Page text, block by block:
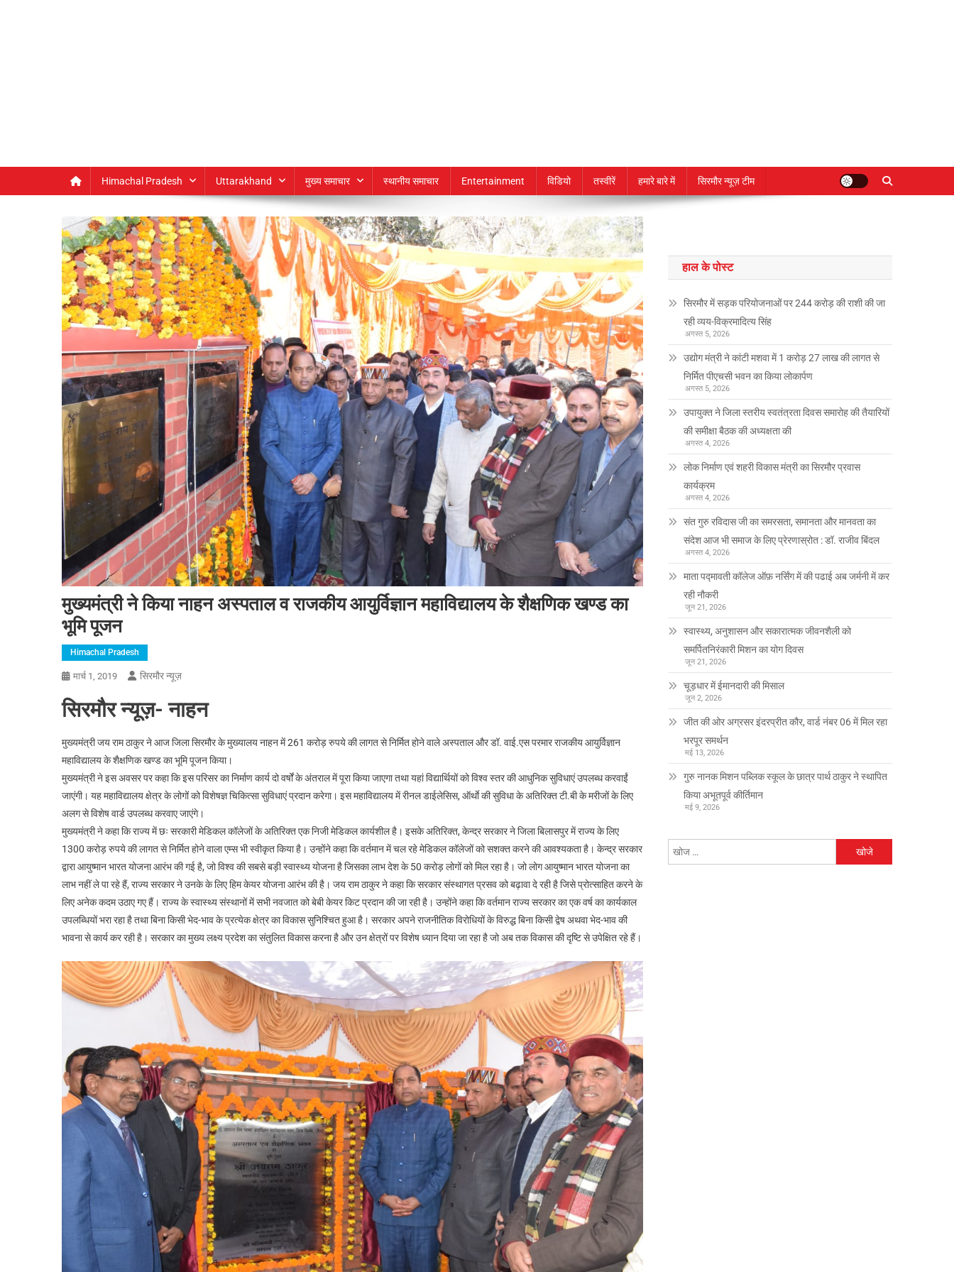
Himachal Pradesh Uttarakhand मुख्य समाचार स्थानीय समाचार Entertainment विडियो तस्वीरें हमारे बारे में सिरमौर न्यूज़ टीम
मुख्यमंत्री ने किया नाहन अस्पताल व राजकीय आयुर्विज्ञान महाविद्यालय के शैक्षणिक खण्ड का
भूमि पूजन
Himachal Pradesh
मार्च 1, 2019 सिरमौर न्यूज़
सिरमौर न्यूज़- नाहन
मुख्यमंत्री जय राम ठाकुर ने आज जिला सिरमौर के मुख्यालय नाहन में 261 करोड़ रुपये की लागत से निर्मित होने वाले अस्पताल और डॉ. वाई.एस परमार राजकीय आयुर्विज्ञान
महाविद्यालय के शैक्षणिक खण्ड का भूमि पूजन किया।
मुख्यमंत्री ने इस अवसर पर कहा कि इस परिसर का निर्माण कार्य दो वर्षों के अंतराल में पूरा किया जाएगा तथा यहां विद्यार्थियों को विश्व स्तर की आधुनिक सुविधाएं उपलब्ध करवाईं
जाएंगी। यह महाविद्यालय क्षेत्र के लोगों को विशेषज्ञ चिकित्सा सुविधाएं प्रदान करेगा। इस महाविद्यालय में रीनल डाईलेसिस, ऑर्थाे की सुविधा के अतिरिक्त टी.बी के मरीजों के लिए
अलग से विशेष वार्ड उपलब्ध करवाए जाएंगे।
मुख्यमंत्री ने कहा कि राज्य में छः सरकारी मेडिकल कॉलेजों के अतिरिक्त एक निजी मेडिकल कार्यशील है। इसके अतिरिक्त, केन्द्र सरकार ने जिला बिलासपुर में राज्य के लिए
1300 करोड़ रुपये की लागत से निर्मित होने वाला एम्स भी स्वीकृत किया है। उन्होंने कहा कि वर्तमान में चल रहे मेडिकल कॉलेजों को सशक्त करने की आवश्यकता है। केन्द्र सरकार
द्वारा आयुष्मान भारत योजना आरंभ की गई है, जो विश्व की सबसे बड़ी स्वास्थ्य योजना है जिसका लाभ देश के 50 करोड़ लोगों को मिल रहा है। जो लोग आयुष्मान भारत योजना का
लाभ नहीं ले पा रहे हैं, राज्य सरकार ने उनके के लिए हिम केयर योजना आरंभ की है। जय राम ठाकुर ने कहा कि सरकार संस्थागत प्रसव को बढ़ावा दे रही है जिसे प्रोत्साहित करने के
लिए अनेक कदम उठाए गए हैं। राज्य के स्वास्थ्य संस्थानों में सभी नवजात को बेबी केयर किट प्रदान की जा रही है। उन्होंने कहा कि वर्तमान राज्य सरकार का एक वर्ष का कार्यकाल
उपलब्धियों भरा रहा है तथा बिना किसी भेद-भाव के प्रत्येक क्षेत्र का विकास सुनिश्चित हुआ है। सरकार अपने राजनीतिक विरोधियों के विरुद्ध बिना किसी द्वेष अथवा भेद-भाव की
भावना से कार्य कर रही है। सरकार का मुख्य लक्ष्य प्रदेश का संतुलित विकास करना है और उन क्षेत्रों पर विशेष ध्यान दिया जा रहा है जो अब तक विकास की दृष्टि से उपेक्षित रहे हैं।
हाल के पोस्ट
सिरमौर में सड़क परियोजनाओं पर 244 करोड़ की राशी की जा
रही व्यय-विक्रमादित्य सिंह
अगस्त 5, 2026
उद्योग मंत्री ने कांटी मशवा में 1 करोड़ 27 लाख की लागत से
निर्मित पीएचसी भवन का किया लोकार्पण
अगस्त 5, 2026
उपायुक्त ने जिला स्तरीय स्वतंत्रता दिवस समारोह की तैयारियों
की समीक्षा बैठक की अध्यक्षता की
अगस्त 4, 2026
लोक निर्माण एवं शहरी विकास मंत्री का सिरमौर प्रवास
कार्यक्रम
अगस्त 4, 2026
संत गुरु रविदास जी का समरसता, समानता और मानवता का
संदेश आज भी समाज के लिए प्रेरणास्रोत : डॉ. राजीव बिंदल
अगस्त 4, 2026
माता पद्मावती कॉलेज ऑफ़ नर्सिंग में की पढाई अब जर्मनी में कर
रही नौकरी
जून 21, 2026
स्वास्थ्य, अनुशासन और सकारात्मक जीवनशैली को
समर्पितनिरंकारी मिशन का योग दिवस
जून 21, 2026
चूड़धार में ईमानदारी की मिसाल
जून 2, 2026
जीत की ओर अग्रसर इंदरप्रीत कौर, वार्ड नंबर 06 में मिल रहा
भरपूर समर्थन
मई 13, 2026
गुरु नानक मिशन पब्लिक स्कूल के छात्र पार्थ ठाकुर ने स्थापित
किया अभूतपूर्व कीर्तिमान
मई 9, 2026
को